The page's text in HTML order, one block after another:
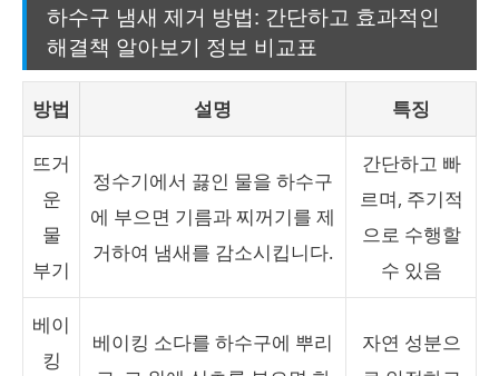
하수구 냄새 제거 방법: 간단하고 효과적인
해결책 알아보기 정보 비교표
방법 설명 특징
뜨거
운
물
부기
정수기에서 끓인 물을 하수구
에 부으면 기름과 찌꺼기를 제
거하여 냄새를 감소시킵니다.
간단하고 빠
르며, 주기적
으로 수행할
수 있음
베이
킹
베이킹 소다를 하수구에 뿌리
자연 성분으